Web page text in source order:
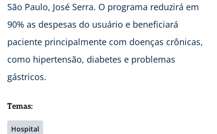
São Paulo, José Serra. O programa reduzirá em
90% as despesas do usuário e beneficiará
paciente principalmente com doenças crônicas,
como hipertensão, diabetes e problemas
gástricos.
Temas:
Hospital